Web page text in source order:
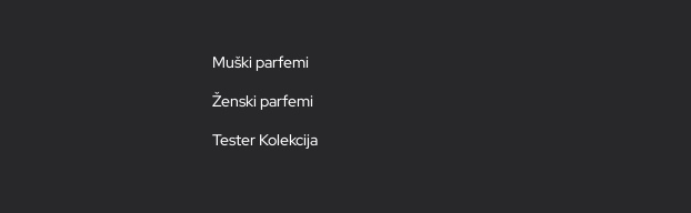
Muški parfemi
Ženski parfemi
Tester Kolekcija